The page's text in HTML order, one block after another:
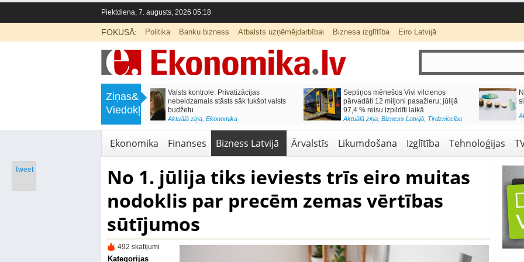
Piektdiena, 7. augusts, 2026 05:18
FOKUSĀ: Politika Banku bizness Atbalsts uzņēmējdarbībai Biznesa izglītība Eiro Latvijā
Ziņas&
Viedokļi
Septiņos mēnešos Vivi vilcienos
pārvadāti 12 miljoni pasažieru; jūlijā
Naudas glabāšana mājās var izmaksāt
simtiem eiro gadā
Aktuālā ziņa Finanses
Katrs desmitais mājokļa kredīta
pieteikums tiek noraidīts negatīvas
kredītvēstures dēļ
Aktuālā ziņa,Finanses
Ekonomika Finanses Bizness Latvijā Ārvalstīs Likumdošana Izglītība Tehnoloģijas
No 1. jūlija tiks ieviests trīs eiro muitas
nodoklis par precēm zemas vērtības
sūtījumos
492 skatījumi
Kategorijas
Tweet